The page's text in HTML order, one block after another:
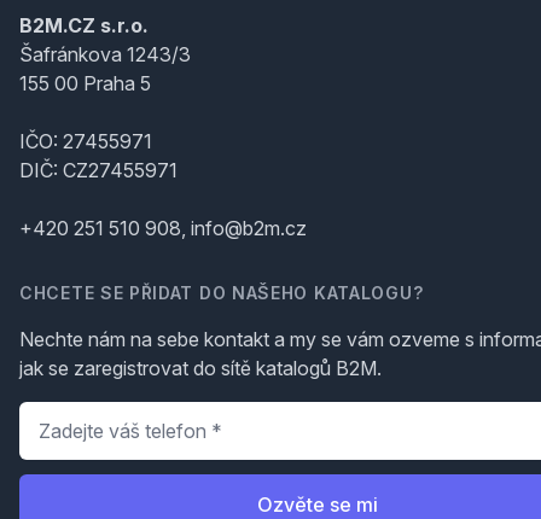
B2M.CZ s.r.o.
Šafránkova 1243/3
155 00 Praha 5
IČO: 27455971
DIČ: CZ27455971
+420 251 510 908, info@b2m.cz
CHCETE SE PŘIDAT DO NAŠEHO KATALOGU?
Nechte nám na sebe kontakt a my se vám ozveme s
jak se zaregistrovat do sítě katalogů B2M.
Telefon
Ozvěte se mi